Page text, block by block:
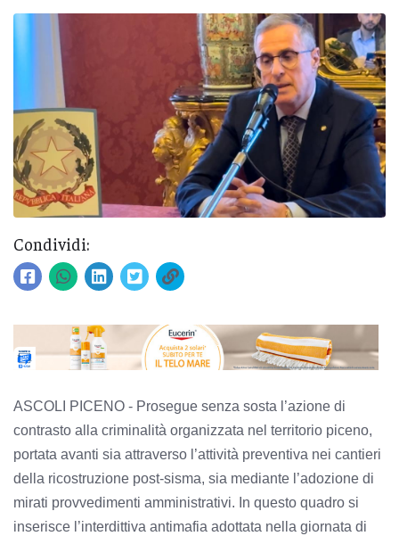
Condividi:
ASCOLI PICENO - Prosegue senza sosta l’azione di
contrasto alla criminalità organizzata nel territorio piceno,
portata avanti sia attraverso l’attività preventiva nei cantieri
della ricostruzione post-sisma, sia mediante l’adozione di
mirati provvedimenti amministrativi. In questo quadro si
inserisce l’interdittiva antimafia adottata nella giornata di